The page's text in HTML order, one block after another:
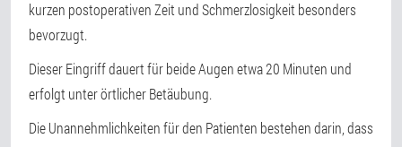
kurzen postoperativen Zeit und Schmerzlosigkeit besonders
bevorzugt.
Dieser Eingriff dauert für beide Augen etwa 20 Minuten und
erfolgt unter örtlicher Betäubung.
Die Unannehmlichkeiten für den Patienten bestehen darin, dass